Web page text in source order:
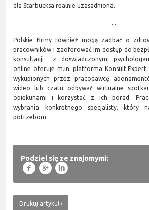
dla Starbucksa realnie uzasadniona.
...
Polskie firmy również mogą zadbać o
pracowników i zaoferować im dostęp do
konsultacji z doświadczonymi
online oferuje m.in. platforma
wykupionych przez pracodawcę
wideo lub czatu odbywać wirtualne
opiekunami i korzystać z ich porad.
wybrania konkretnego specjalisty, który
potrzebom.
Podziel się ze znajomymi:
f g l
Drukuj artykuł